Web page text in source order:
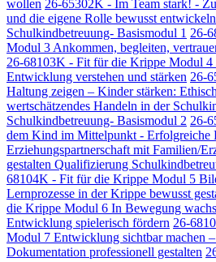
wollen 26-65302K - Im Team stark! -
und die eigene Rolle bewusst
Schulkindbetreuung- Basismodul 1 26-
Modul 3 Ankommen, begleiten,
26-68103K - Fit für die Krippe Modul
Entwicklung verstehen und stärken 26-
Haltung zeigen – Kinder stärken:
wertschätzendes Handeln in der
Schulkindbetreuung- Basismodul 2 26-
dem Kind im Mittelpunkt - Erfolgreiche
Erziehungspartnerschaft mit Familien/
gestalten Qualifizierung
68104K - Fit für die Krippe Modul 5
Lernprozesse in der Krippe bewusst
die Krippe Modul 6 In Bewegung
Entwicklung spielerisch fördern 26-
Modul 7 Entwicklung sichtbar machen
Dokumentation professionell gestalten